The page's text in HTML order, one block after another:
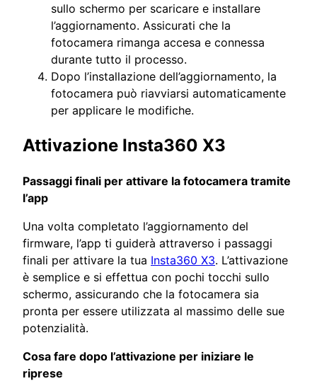
sullo schermo per scaricare e installare
l’aggiornamento. Assicurati che la
fotocamera rimanga accesa e connessa
durante tutto il processo.
Dopo l’installazione dell’aggiornamento, la
fotocamera può riavviarsi automaticamente
per applicare le modifiche.
Attivazione Insta360 X3
Passaggi finali per attivare la fotocamera tramite
l’app
Una volta completato l’aggiornamento del
firmware, l’app ti guiderà attraverso i passaggi
finali per attivare la tua Insta360 X3. L’attivazione
è semplice e si effettua con pochi tocchi sullo
schermo, assicurando che la fotocamera sia
pronta per essere utilizzata al massimo delle sue
potenzialità.
Cosa fare dopo l’attivazione per iniziare le
riprese